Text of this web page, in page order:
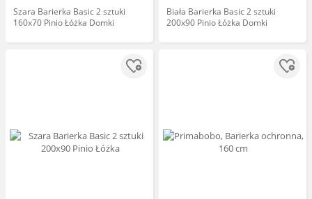
Szara Barierka Basic 2 sztuki
160x70 Pinio Łóżka Domki
Biała Barierka Basic 2 sztuki
200x90 Pinio Łóżka Domki